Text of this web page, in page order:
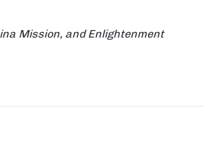
Mission, and Enlightenment